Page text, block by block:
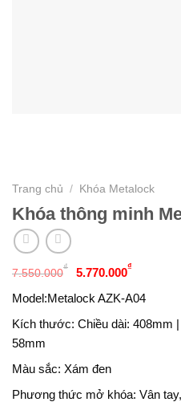
Trang chủ / Khóa Metalock
Khóa thông minh
7.550.000₫
Giá
gốc
là:
7.550.000₫.
5.770.000₫
tại
là:
Model:Metalock AZK-A04
Kích thước: Chiều dài: 408mm
58mm
Màu sắc: Xám đen
Phương thức mở khóa: Vân